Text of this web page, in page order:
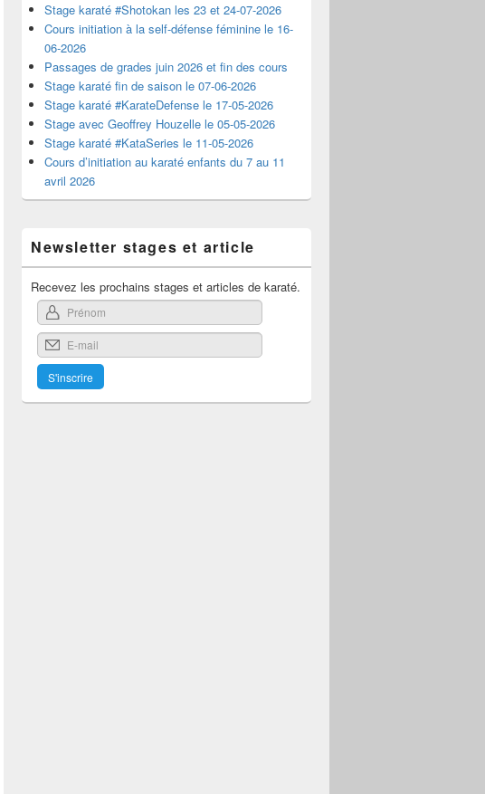
Stage karaté #Shotokan les 23 et 24-07-2026
Cours initiation à la self-défense féminine le 16-
06-2026
Passages de grades juin 2026 et fin des cours
Stage karaté fin de saison le 07-06-2026
Stage karaté #KarateDefense le 17-05-2026
Stage avec Geoffrey Houzelle le 05-05-2026
Stage karaté #KataSeries le 11-05-2026
Cours d’initiation au karaté enfants du 7 au 11
avril 2026
Newsletter stages et article
Recevez les prochains stages et articles de karaté.